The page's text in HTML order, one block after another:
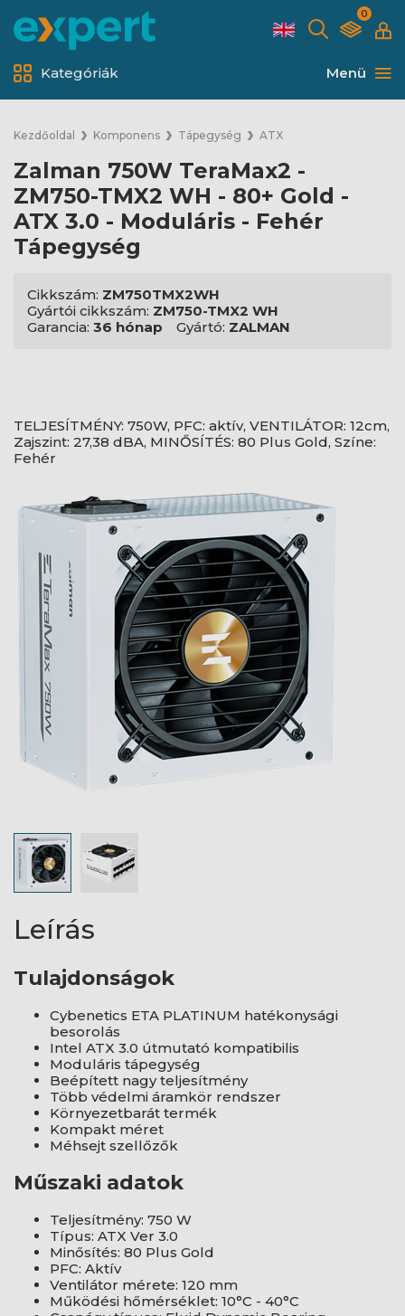
0
Menü
Kategóriák
Kezdőoldal Komponens Tápegység ATX
Zalman 750W TeraMax2 -
ZM750-TMX2 WH - 80+ Gold -
ATX 3.0 - Moduláris - Fehér
Tápegység
Cikkszám: ZM750TMX2WH
Gyártói cikkszám: ZM750-TMX2 WH
Garancia: 36 hónap Gyártó: ZALMAN
TELJESÍTMÉNY: 750W, PFC: aktív, VENTILÁTOR: 12cm,
Zajszint: 27,38 dBA, MINŐSÍTÉS: 80 Plus Gold, Színe:
Fehér
Leírás
Tulajdonságok
Cybenetics ETA PLATINUM hatékonysági
besorolás
Intel ATX 3.0 útmutató kompatibilis
Moduláris tápegység
Beépített nagy teljesítmény
Több védelmi áramkör rendszer
Környezetbarát termék
Kompakt méret
Méhsejt szellőzők
Műszaki adatok
Teljesítmény: 750 W
Típus: ATX Ver 3.0
Minősítés: 80 Plus Gold
PFC: Aktív
Ventilátor mérete: 120 mm
Működési hőmérséklet: 10°C - 40°C